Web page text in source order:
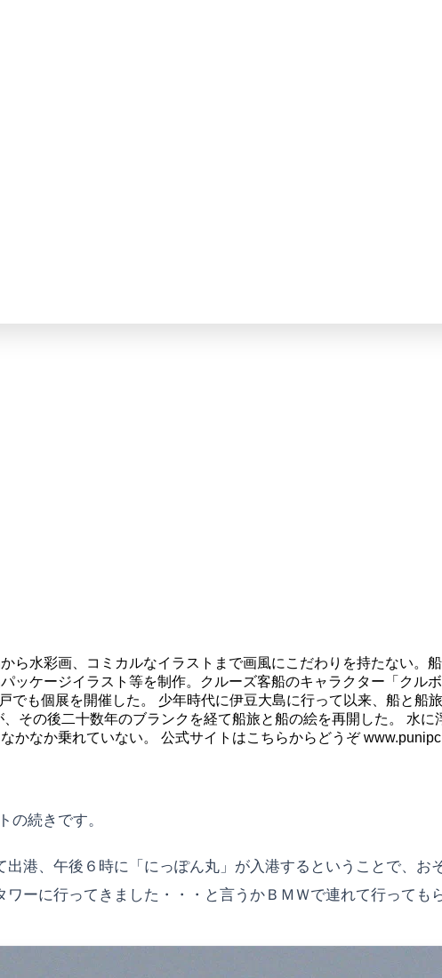
ら水彩画、コミカルなイラストまで画風にこだわりを持たない。
ッケージイラスト等を制作。クルーズ客船のキャラクター「クル
でも個展を開催した。 少年時代に伊豆大島に行って以来、船と船
その後二十数年のブランクを経て船旅と船の絵を再開した。 水
かなか乗れていない。 公式サイトはこちらからどうぞ
の続きです。
港、午後６時に「にっぽん丸」が入港するということで、
ーに行ってきました・・・と言うかＢＭＷで連れて行っても